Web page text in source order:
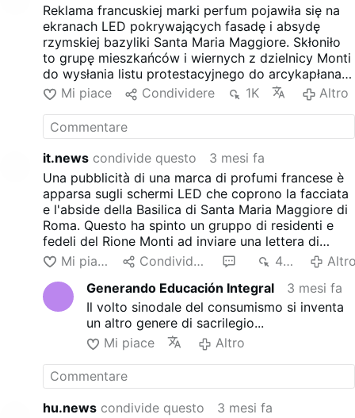
a cobrir os custos de renovação antes do Jubileu.
Reklama francuskiej marki perfum pojawiła się na
ekranach LED pokrywających fasadę i absydę
rzymskiej bazyliki Santa Maria Maggiore. Skłoniło
to grupę mieszkańców i wiernych z dzielnicy Monti
do wysłania listu protestacyjnego do arcykapłana
Rolandasa Makrickasa, krytykując to, co określili
jako "komercjalizację" zabytkowej bazyliki. Ekrany
zostały zainstalowane podczas prac
konserwatorskich, które rozpoczęły się pod koniec
2024 roku. Urzędnicy watykańscy twierdzili
wówczas, że przychody z reklam pomagają pokryć
koszty renowacji przed Jubileuszem.
Mi piace Condividere 1K Altro
it.news condivide questo
3 mesi fa
Una pubblicità di una marca di profumi francese è
apparsa sugli schermi LED che coprono la facciata
e l'abside della Basilica di Santa Maria Maggiore di
Roma. Questo ha spinto un gruppo di residenti e
fedeli del Rione Monti ad inviare una lettera di
protesta all'Arciprete Rolandas Makrickas,
criticando quella che hanno descritto come la
'commercializzazione' della storica basilica. Gli
schermi sono stati installati durante i lavori di
restauro iniziati alla fine del 2024. All'epoca, i
funzionari del Vaticano dissero che gli introiti
pubblicitari aiutavano a coprire i costi di
ristrutturazione in vista del Giubileo.
Mi piace Condividere 440
Generando Educación Integral
3 mesi fa
Il volto sinodale del consumismo si inventa
un altro genere di sacrilegio...
Mi piace
Altro
hu.news condivide questo
3 mesi fa